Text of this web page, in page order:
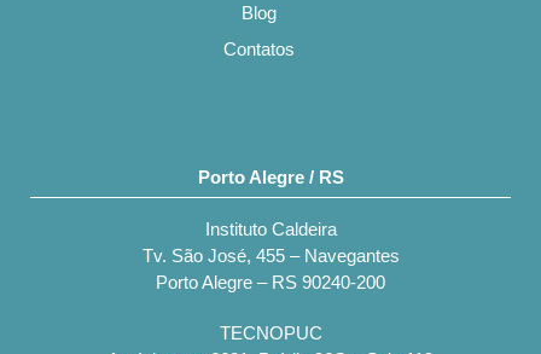
Blog
Contatos
Porto Alegre / RS
Instituto Caldeira
Tv. São José, 455 – Navegantes
Porto Alegre – RS 90240-200
TECNOPUC